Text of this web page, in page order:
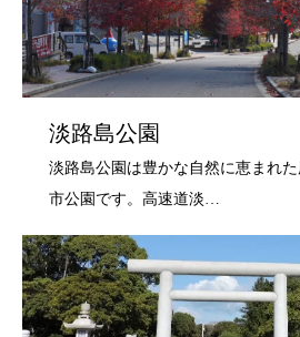
淡路島公園